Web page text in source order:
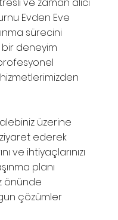
ve zaman alıcı
Evden Eve
sürecini
bir deneyim
üzerine
ziyaret ederek
ve ihtiyaçlarınızı
planı
önünde
çözümler